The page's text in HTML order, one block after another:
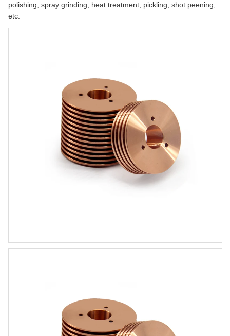
polishing, spray grinding, heat treatment, pickling, shot peening,
etc.